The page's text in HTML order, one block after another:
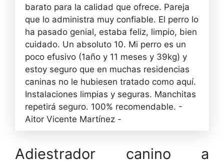
barato para la calidad que ofrece. Pareja
que lo administra muy confiable. El perro lo
ha pasado genial, estaba feliz, limpio, bien
cuidado. Un absoluto 10. Mi perro es un
poco efusivo (1año y 11 meses y 39kg) y
estoy seguro que en muchas residencias
caninas no le hubiesen tratado como aquí.
Instalaciones limpias y seguras. Manchitas
repetirá seguro. 100% recomendable. -
Aitor Vicente Martínez -
Adiestrador canino a